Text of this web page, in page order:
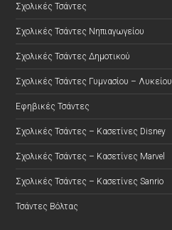
Σχολικές Τσάντες
Σχολικές Τσάντες Νηπιαγωγείου
Σχολικές Τσάντες Δημοτικού
Σχολικές Τσάντες Γυμνασίου – Λυκείου
Εφηβικές Τσάντες
Σχολικές Τσάντες – Κασετίνες Disney
Σχολικές Τσάντες – Κασετίνες Marvel
Σχολικές Τσάντες – Κασετίνες Sanrio
Τσάντες Βόλτας